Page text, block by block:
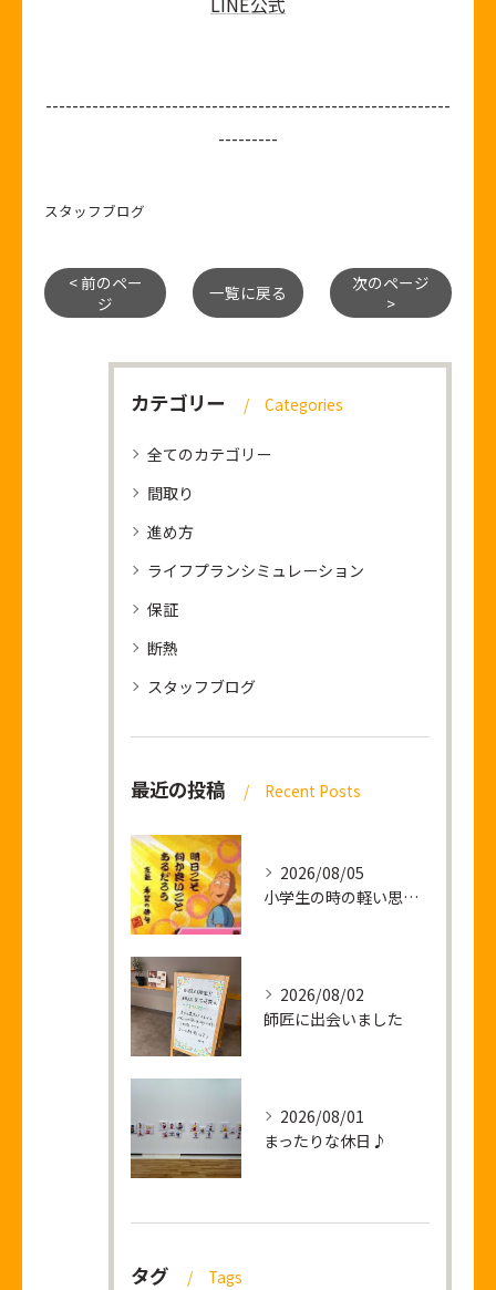
-------------------------------------------------------------
---------
スタッフブログ
< 前のペー
ジ
一覧に戻る
次のページ
>
カテゴリー Categories
全てのカテゴリー
間取り
進め方
ライフプランシミュレーション
保証
断熱
スタッフブログ
最近の投稿 Recent Posts
2026/08/05
小学生の時の軽い思い出話し
2026/08/02
師匠に出会いました
2026/08/01
まったりな休日♪
タグ Tags